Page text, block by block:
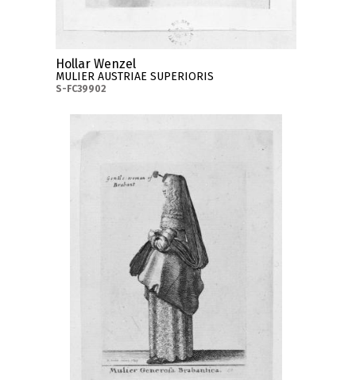
Hollar Wenzel
MULIER AUSTRIAE SUPERIORIS
S-FC39902